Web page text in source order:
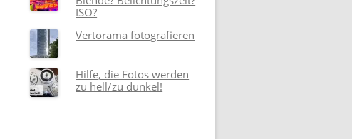
ISO?
Vertorama fotografieren
Hilfe, die Fotos werden
zu hell/zu dunkel!